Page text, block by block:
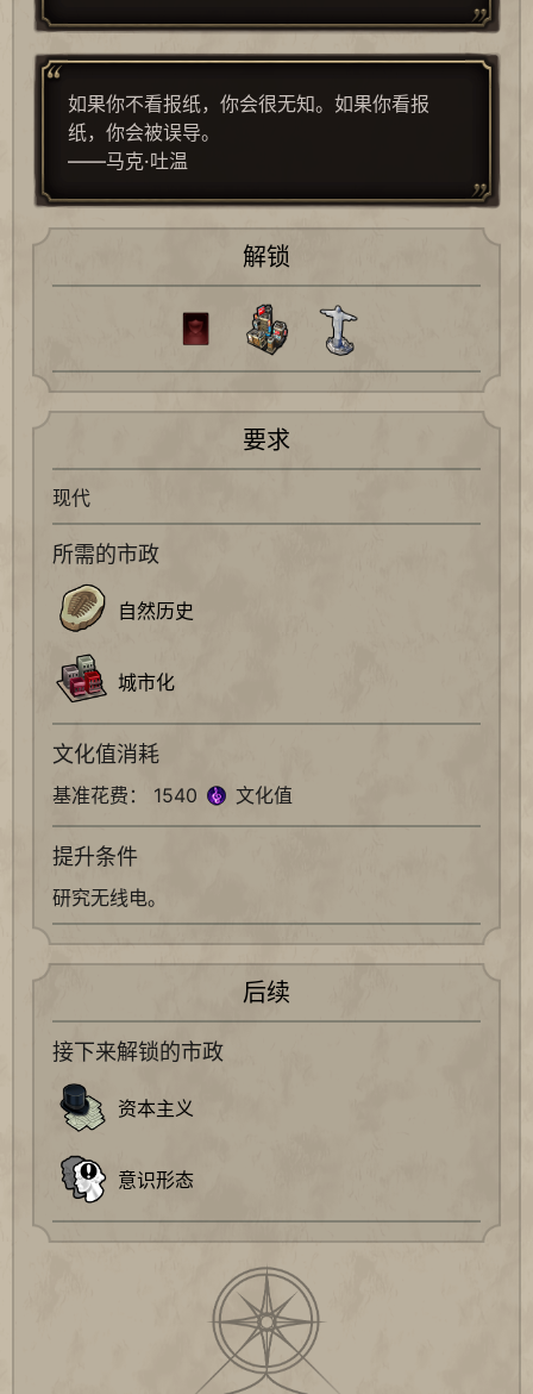
如果你不看报纸，你会很无知。如果你看报
纸，你会被误导。
——马克·吐温
解锁
要求
现代
所需的市政
自然历史
城市化
文化值消耗
基准花费： 1540 文化值
提升条件
研究无线电。
后续
接下来解锁的市政
资本主义
意识形态